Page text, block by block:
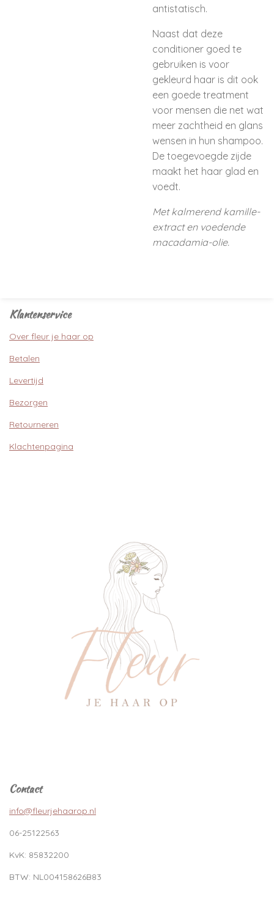
antistatisch.
Naast dat deze
conditioner goed te
gebruiken is voor
gekleurd haar is dit ook
een goede treatment
voor mensen die net wat
meer zachtheid en glans
wensen in hun shampoo.
De toegevoegde zijde
maakt het haar glad en
voedt.
Met kalmerend kamille-
extract en voedende
macadamia-olie.
Klantenservice
Over fleur je haar op
Betalen
Levertijd
Bezorgen
Retourneren
Klachtenpagina
Contact
info@fleurjehaarop.nl
06-25122563
KvK: 85832200
BTW: NL004158626B83